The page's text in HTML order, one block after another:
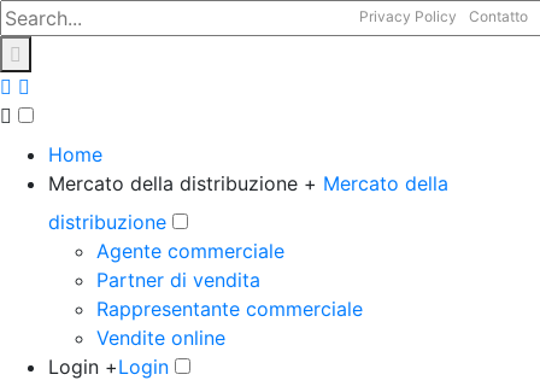
Privacy Policy Contatto
Home
Mercato della distribuzione + Mercato della
distribuzione
Agente commerciale
Partner di vendita
Rappresentante commerciale
Vendite online
Login +Login